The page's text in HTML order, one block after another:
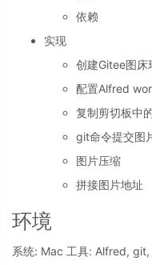
依赖
实现
创建Gitee图床
配置Alfred
复制剪切板中
git命令提交图
图片压缩
拼接图片地址
环境
系统: Mac 工具: Alfred,